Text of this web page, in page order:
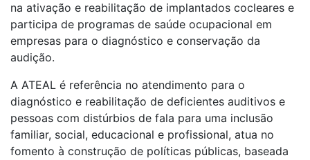
na ativação e reabilitação de implantados cocleares e
participa de programas de saúde ocupacional em
empresas para o diagnóstico e conservação da
audição.
A ATEAL é referência no atendimento para o
diagnóstico e reabilitação de deficientes auditivos e
pessoas com distúrbios de fala para uma inclusão
familiar, social, educacional e profissional, atua no
fomento à construção de políticas públicas, baseada